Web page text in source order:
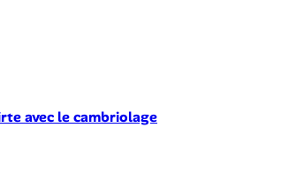
avec le cambriolage